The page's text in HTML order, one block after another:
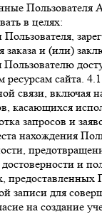
Пользователя
в целях:
заказа и (или)
сайта.
связи, включая
касающихся
запросов и
нахождения
и
предоставленных
записи для
на создание